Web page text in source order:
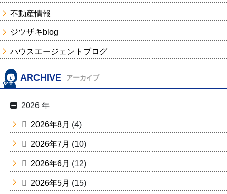
不動産情報
ジツザキblog
ハウスエージェントブログ
ARCHIVE アーカイブ
2026 年
2026年8月 (4)
2026年7月 (10)
2026年6月 (12)
2026年5月 (15)